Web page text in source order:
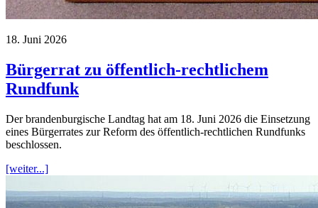
18. Juni 2026
Bürgerrat zu öffentlich-rechtlichem
Rundfunk
Der brandenburgische Landtag hat am 18. Juni 2026 die Einsetzung
eines Bürgerrates zur Reform des öffentlich-rechtlichen Rundfunks
beschlossen.
[weiter...]